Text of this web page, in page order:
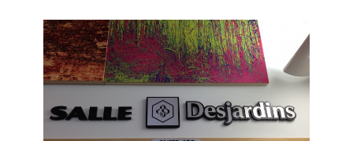
de salle